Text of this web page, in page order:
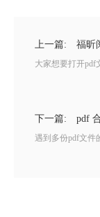
上一篇: 福昕
大家想要打开pdf
下一篇: pdf
遇到多份pdf文件